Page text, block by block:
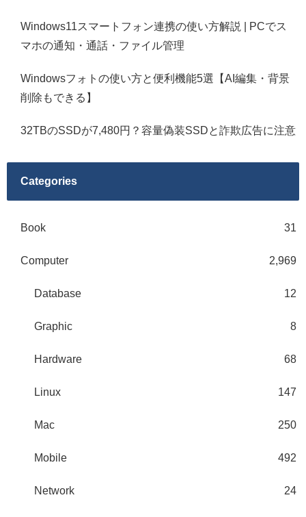
Windows11スマートフォン連携の使い方解説 | PCでス
マホの通知・通話・ファイル管理
Windowsフォトの使い方と便利機能5選【AI編集・背景
削除もできる】
32TBのSSDが7,480円？容量偽装SSDと詐欺広告に注意
Categories
Book 31
Computer 2,969
Database 12
Graphic 8
Hardware 68
Linux 147
Mac 250
Mobile 492
Network 24